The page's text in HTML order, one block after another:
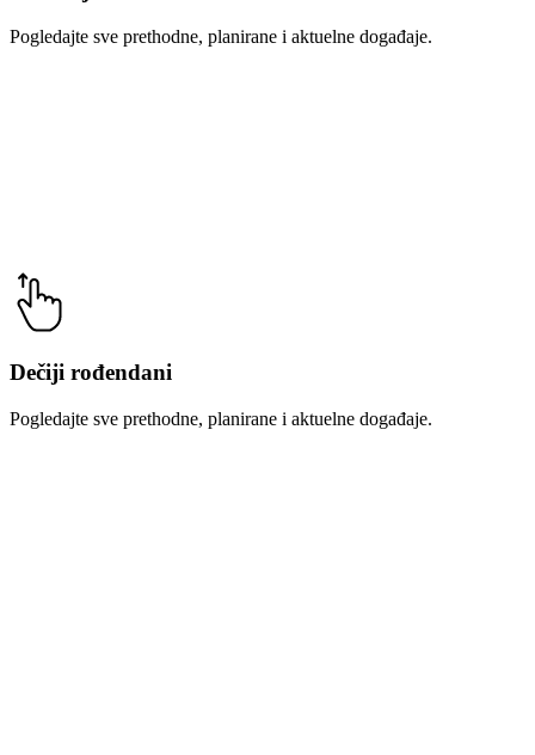
Pogledajte sve prethodne, planirane i aktuelne događaje.
Dečiji rođendani
Pogledajte sve prethodne, planirane i aktuelne događaje.